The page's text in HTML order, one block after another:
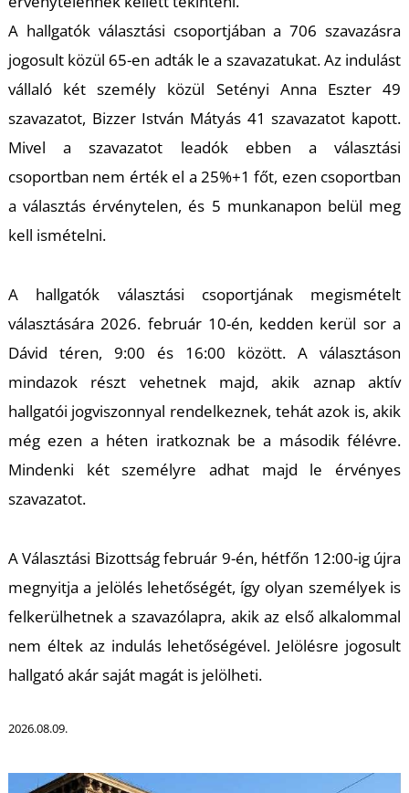
A hallgatók választási csoportjában a 706 szavazásra
jogosult közül 65-en adták le a szavazatukat. Az indulást
vállaló két személy közül Setényi Anna Eszter 49
szavazatot, Bizzer István Mátyás 41 szavazatot kapott.
Mivel a szavazatot leadók ebben a választási
csoportban nem érték el a 25%+1 főt, ezen csoportban
a választás érvénytelen, és 5 munkanapon belül meg
kell ismételni.
A hallgatók választási csoportjának megismételt
választására 2026. február 10-én, kedden kerül sor a
Dávid téren, 9:00 és 16:00 között. A választáson
mindazok részt vehetnek majd, akik aznap aktív
hallgatói jogviszonnyal rendelkeznek, tehát azok is, akik
még ezen a héten iratkoznak be a második félévre.
Mindenki két személyre adhat majd le érvényes
szavazatot.
A Választási Bizottság február 9-én, hétfőn 12:00-ig újra
megnyitja a jelölés lehetőségét, így olyan személyek is
felkerülhetnek a szavazólapra, akik az első alkalommal
nem éltek az indulás lehetőségével. Jelölésre jogosult
hallgató akár saját magát is jelölheti.
2026.08.09.